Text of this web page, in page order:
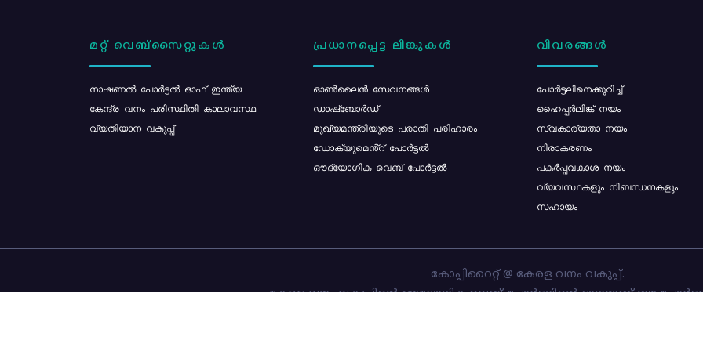
മറ്റ് വെബ്സൈറ്റുകൾ
നാഷണൽ പോർട്ടൽ ഓഫ് ഇന്ത്യ
കേന്ദ്ര വനം പരിസ്ഥിതി കാലാവസ്ഥ
വ്യതിയാന വകുപ്പ്
പ്രധാനപ്പെട്ട ലിങ്കുകൾ
ഓൺലൈൻ സേവനങ്ങൾ
ഡാഷ്ബോർഡ്
മുഖ്യമന്ത്രിയുടെ പരാതി പരിഹാരം
ഡോക്യുമെൻ്റ് പോർട്ടൽ
ഔദ്യോഗിക വെബ് പോർട്ടൽ
വിവരങ്ങൾ
പോര്‍ട്ടലിനെക്കുറിച്ച്
ഹൈപ്പർലിങ്ക് നയം
സ്വകാര്യതാ നയം
നിരാകരണം
പകർപ്പവകാശ നയം
വ്യവസ്ഥകളും നിബന്ധനകളും
സഹായം
കോപ്പിറൈറ്റ് @ കേരള വനം വകുപ്പ്.
കേരള വനം വകുപ്പിന്റെ ഔദ്യോഗിക വെബ്-പോർട്ടലിന്റെ ഭാഗമാണ് ഈ